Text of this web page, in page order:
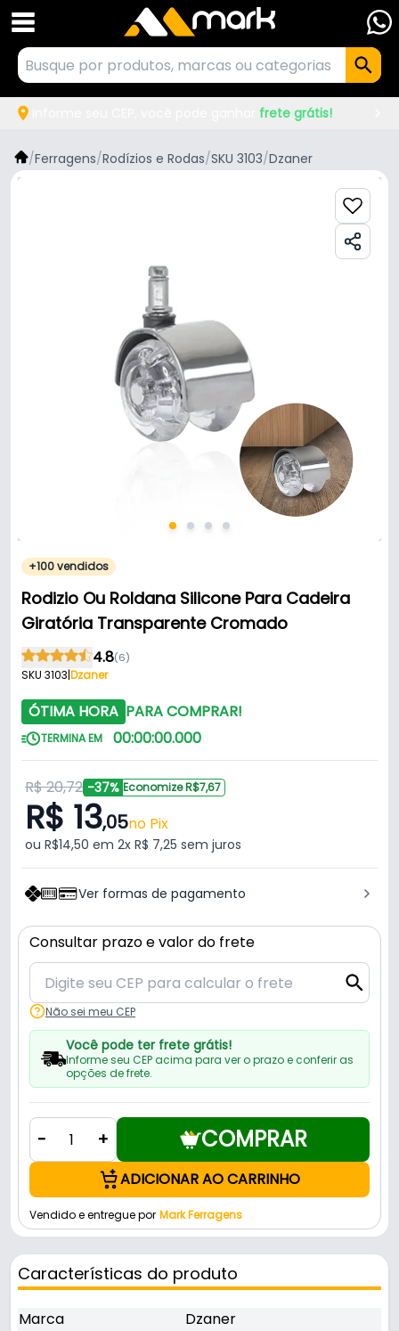
frete grátis!
/Ferragens/Rodízios e Rodas/SKU 3103/Dzaner
+100 vendidos
Rodizio Ou Roldana Silicone Para Cadeira
Giratória Transparente Cromado
4.8(6)
SKU 3103|Dzaner
ÓTIMA HORA PARA COMPRAR!
TERMINA EM 00:00:00.000
R$ 20,72 -37% Economize R$7,67
R$ 13,05no Pix
ou R$14,50 em 2x R$ 7,25 sem juros
Ver formas de pagamento
Consultar prazo e valor do frete
Não sei meu CEP
Você pode ter frete grátis!
Informe seu CEP acima para ver o prazo e conferir as
opções de frete.
- + COMPRAR
ADICIONAR AO CARRINHO
Vendido e entregue por Mark Ferragens
Características do produto
Marca
Dzaner